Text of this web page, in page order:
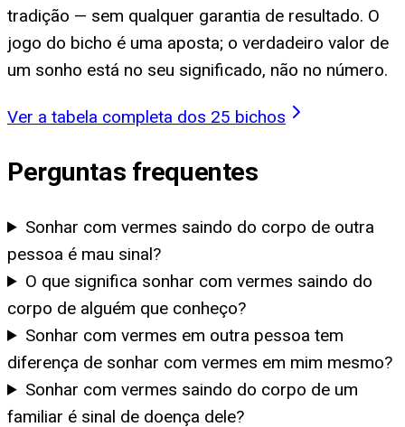
tradição — sem qualquer garantia de resultado. O
jogo do bicho é uma aposta; o verdadeiro valor de
um sonho está no seu significado, não no número.
Ver a tabela completa dos 25 bichos
Perguntas frequentes
Sonhar com vermes saindo do corpo de outra
pessoa é mau sinal?
O que significa sonhar com vermes saindo do
corpo de alguém que conheço?
Sonhar com vermes em outra pessoa tem
diferença de sonhar com vermes em mim mesmo?
Sonhar com vermes saindo do corpo de um
familiar é sinal de doença dele?